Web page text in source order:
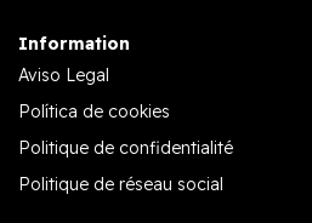
Information
Aviso Legal
Política de cookies
Politique de confidentialité
Politique de réseau social